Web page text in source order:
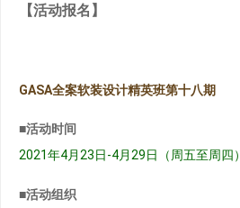
【活动报名】
GASA全案软装设计精英班第十八期
■活动时间
2021年4月23日-4月29日（周五至周四）
■活动组织